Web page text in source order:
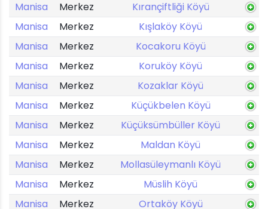
Manisa
Merkez
Kırançiftliği Köyü
Manisa
Merkez
Kışlaköy Köyü
Manisa
Merkez
Kocakoru Köyü
Manisa
Merkez
Koruköy Köyü
Manisa
Merkez
Kozaklar Köyü
Manisa
Merkez
Küçükbelen Köyü
Manisa
Merkez
Küçüksümbüller Köyü
Manisa
Merkez
Maldan Köyü
Manisa
Merkez
Mollasüleymanlı Köyü
Manisa
Merkez
Müslih Köyü
Manisa
Merkez
Ortaköy Köyü